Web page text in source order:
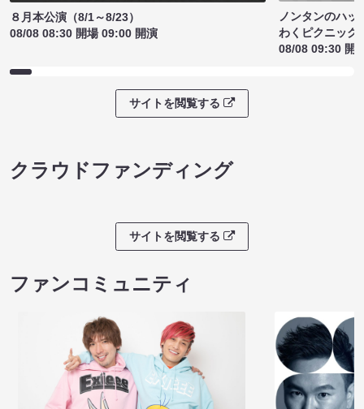
８月本公演（8/1～8/23）
08/08 08:30 開場 09:00 開演
ノンタンのハッ
わくピクニック
08/08 09:30 開
サイトを閲覧する
クラウドファンディング
サイトを閲覧する
ファンコミュニティ